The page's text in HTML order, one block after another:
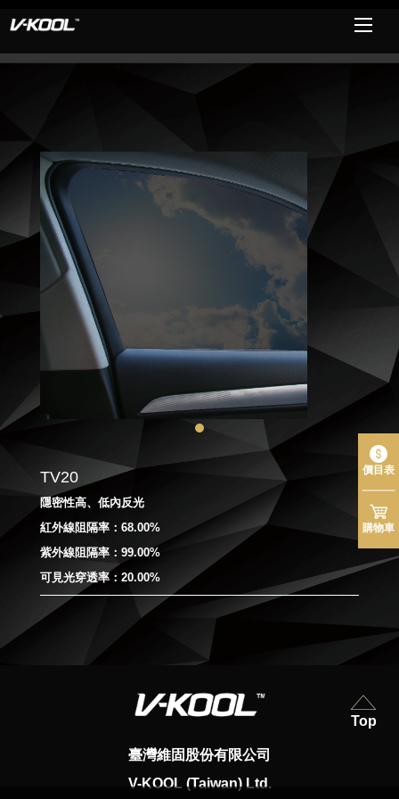
TV20
隱密性高、低內反光
紅外線阻隔率：68.00%
紫外線阻隔率：99.00%
可見光穿透率：20.00%
臺灣維固股份有限公司
V-KOOL (Taiwan) Ltd.
Top
價目表
購物車